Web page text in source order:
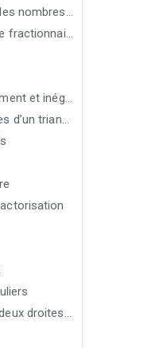
décimaux
triangulaire
triangle
et une sécante